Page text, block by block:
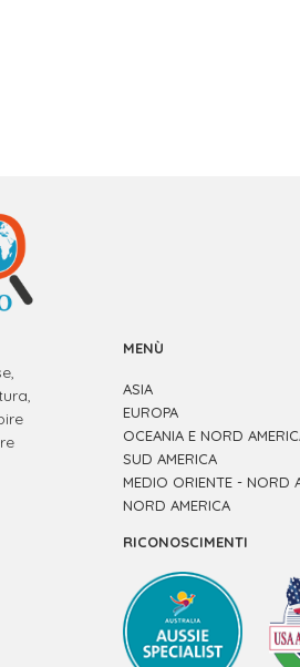
MENÙ
ASIA
EUROPA
OCEANIA E NORD
SUD AMERICA
MEDIO ORIENTE - NORD
NORD AMERICA
RICONOSCIMENTI